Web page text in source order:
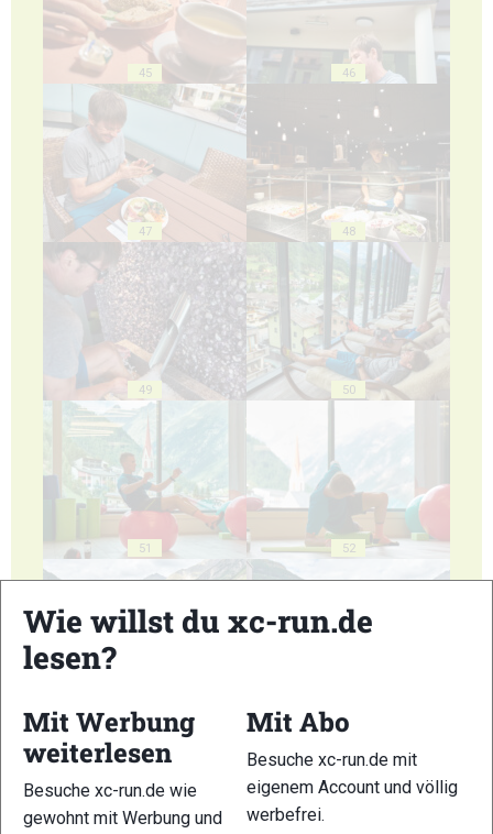
45 46
47 48
49 50
51 52
Wie willst du xc-run.de
lesen?
Mit Werbung
weiterlesen
Besuche xc-run.de wie
gewohnt mit Werbung und
Mit Abo
Besuche xc-run.de mit
eigenem Account und völlig
werbefrei.